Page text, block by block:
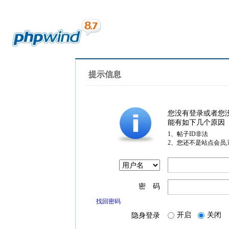
提示信息
您没有登录或者您
能有如下几个原因
1、帖子ID非法
2、您还不是站点会员
密 码
找回密码
隐身登录 开启 关闭